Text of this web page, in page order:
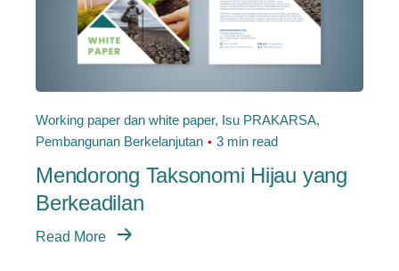
Working paper dan white paper Isu PRAKARSA
Pembangunan Berkelanjutan
3 min read
Mendorong Taksonomi Hijau yang
Berkeadilan
Read More